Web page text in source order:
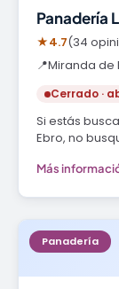
Panadería
★4.7(34
📍Miranda de
Cerrado ·
Si estás
Ebro, no
Más
Panadería